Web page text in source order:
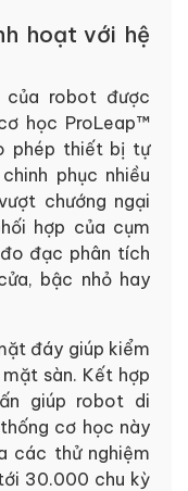
hoạt với hệ
của robot được
học ProLeap™
phép thiết bị tự
phục nhiều
chướng ngại
hợp của cụm
đạc phân tích
bậc nhỏ hay
đáy giúp kiểm
sàn. Kết hợp
giúp robot di
cơ học này
các thử nghiệm
30.000 chu kỳ